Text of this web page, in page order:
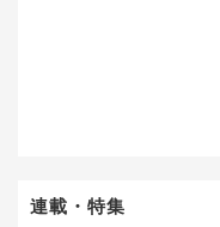
連載・特集